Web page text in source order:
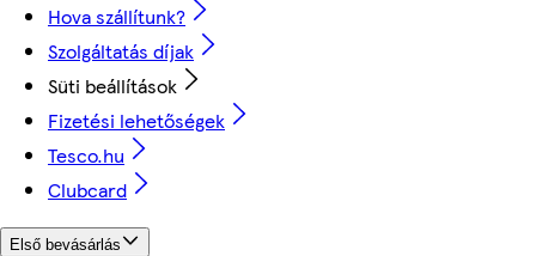
Hova szállítunk?
Szolgáltatás díjak
Süti beállítások
Fizetési lehetőségek
Tesco.hu
Clubcard
Első bevásárlás